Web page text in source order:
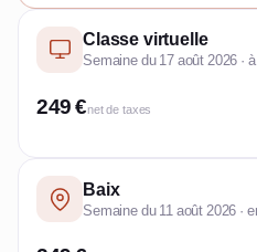
Classe virtuelle
Semaine du 17 août 2026 ·
249 €net de taxes
Baix
Semaine du 11 août 2026 ·